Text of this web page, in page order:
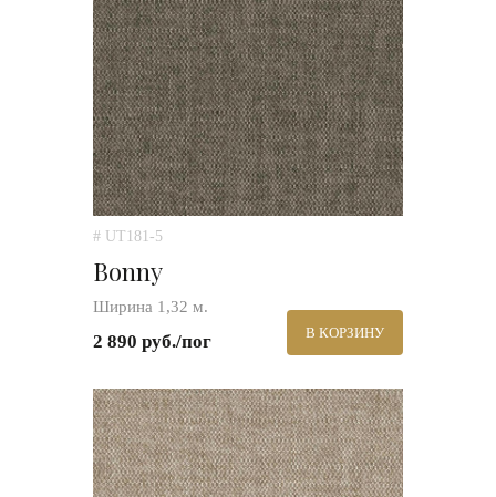
# UT181-5
Bonny
Ширина 1,32 м.
2 890 руб./пог В КОРЗИНУ